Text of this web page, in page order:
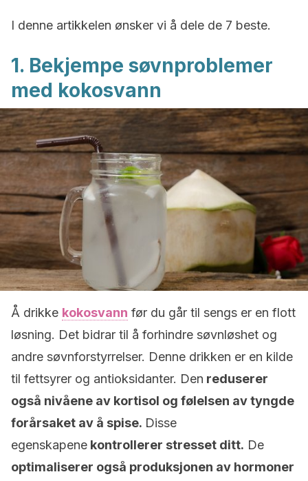
I denne artikkelen ønsker vi å dele de 7 beste.
1. Bekjempe søvnproblemer
med kokosvann
Å drikke kokosvann før du går til sengs er en flott
løsning. Det bidrar til å forhindre søvnløshet og
andre søvnforstyrrelser. Denne drikken er en kilde
til fettsyrer og antioksidanter. Den reduserer
også nivåene av kortisol og følelsen av tyngde
forårsaket av å spise. Disse
egenskapene kontrollerer stresset ditt. De
optimaliserer også produksjonen av hormoner